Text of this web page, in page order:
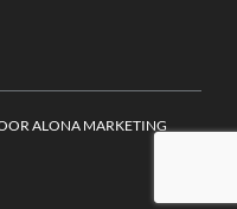
ALONA MARKETING